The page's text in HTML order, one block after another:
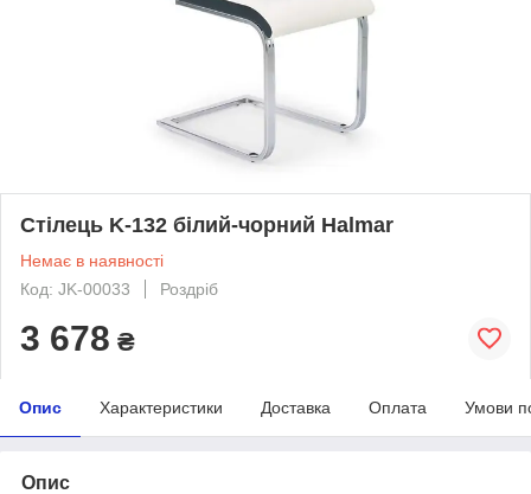
Стілець K-132 білий-чорний Halmar
Немає в наявності
Код: JK-00033
Роздріб
3 678 ₴
Опис Характеристики Доставка Оплата Умови
Опис